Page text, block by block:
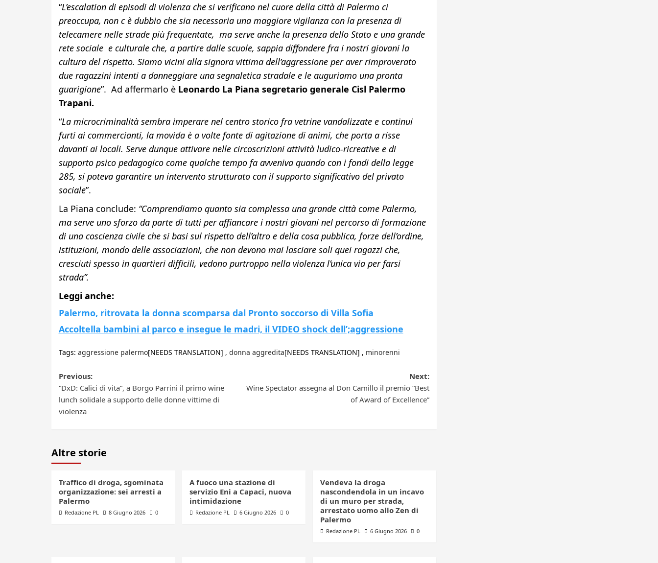
“L’escalation di episodi di violenza che si verificano nel cuore della città di Palermo ci
preoccupa, non c è dubbio che sia necessaria una maggiore vigilanza con la presenza di
telecamere nelle strade più frequentate, ma serve anche la presenza dello Stato e una grande
rete sociale e culturale che, a partire dalle scuole, sappia diffondere fra i nostri giovani la
cultura del rispetto. Siamo vicini alla signora vittima dell’aggressione per aver rimproverato
due ragazzini intenti a danneggiare una segnaletica stradale e le auguriamo una pronta
guarigione”. Ad affermarlo è Leonardo La Piana segretario generale Cisl Palermo
Trapani.
“La microcriminalità sembra imperare nel centro storico fra vetrine vandalizzate e continui
furti ai commercianti, la movida è a volte fonte di agitazione di animi, che porta a risse
davanti ai locali. Serve dunque attivare nelle circoscrizioni attività ludico-ricreative e di
supporto psico pedagogico come qualche tempo fa avveniva quando con i fondi della legge
285, si poteva garantire un intervento strutturato con il supporto significativo del privato
sociale”.
La Piana conclude: “Comprendiamo quanto sia complessa una grande città come Palermo,
ma serve uno sforzo da parte di tutti per affiancare i nostri giovani nel percorso di formazione
di una coscienza civile che si basi sul rispetto dell’altro e della cosa pubblica, forze dell’ordine,
istituzioni, mondo delle associazioni, che non devono mai lasciare soli quei ragazzi che,
cresciuti spesso in quartieri difficili, vedono purtroppo nella violenza l’unica via per farsi
strada”.
Leggi anche:
Palermo, ritrovata la donna scomparsa dal Pronto soccorso di Villa Sofia
Accoltella bambini al parco e insegue le madri, il VIDEO shock dell’;aggressione
Tags: aggressione palermo[NEEDS TRANSLATION] , donna aggredita[NEEDS TRANSLATION] , minorenni
Post
navigation
Previous:
“DxD: Calici di vita”, a Borgo Parrini il primo wine
lunch solidale a supporto delle donne vittime di
violenza
Next:
Wine Spectator assegna al Don Camillo il premio “Best
of Award of Excellence”
Altre storie
Traffico di droga, sgominata
organizzazione: sei arresti a
Palermo
Redazione PL 8 Giugno 2026 0
A fuoco una stazione di
servizio Eni a Capaci, nuova
intimidazione
Redazione PL 6 Giugno 2026 0
Vendeva la droga
nascondendola in un incavo
di un muro per strada,
arrestato uomo allo Zen di
Palermo
Redazione PL 6 Giugno 2026 0